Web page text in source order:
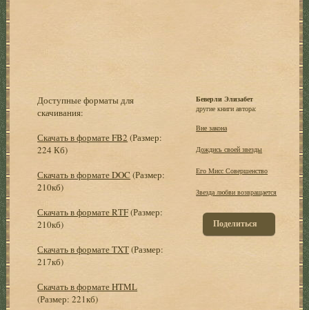
Доступные форматы для
скачивания:
Скачать в формате FB2 (Размер:
224 Кб)
Скачать в формате DOC (Размер:
210кб)
Скачать в формате RTF(Размер:
210кб)
Скачать в формате TXT(Размер:
217кб)
Скачать в формате HTML
(Размер: 221кб)
Беверли Элизабет
другие книги автора:
Вне закона
Дождись своей звезды
Его Мисс Совершенство
Звезда любви возвращается
Поделиться